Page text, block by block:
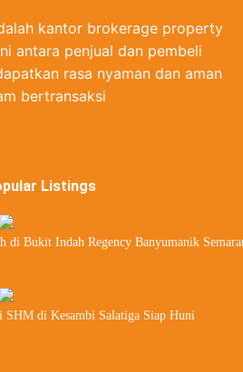
kantor brokerage property
antara penjual dan pembeli
rasa nyaman dan aman
bertransaksi
Listings
di Bukit Indah Regency Banyumanik
SHM di Kesambi Salatiga Siap Huni